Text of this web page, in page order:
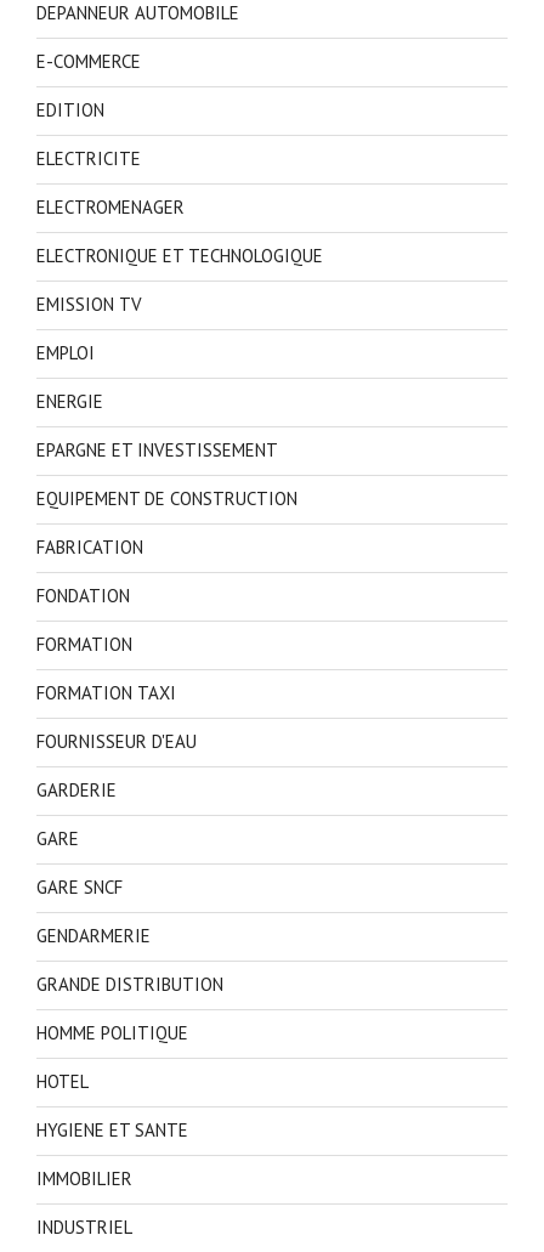
DEPANNEUR AUTOMOBILE
E-COMMERCE
EDITION
ELECTRICITE
ELECTROMENAGER
ELECTRONIQUE ET TECHNOLOGIQUE
EMISSION TV
EMPLOI
ENERGIE
EPARGNE ET INVESTISSEMENT
EQUIPEMENT DE CONSTRUCTION
FABRICATION
FONDATION
FORMATION
FORMATION TAXI
FOURNISSEUR D'EAU
GARDERIE
GARE
GARE SNCF
GENDARMERIE
GRANDE DISTRIBUTION
HOMME POLITIQUE
HOTEL
HYGIENE ET SANTE
IMMOBILIER
INDUSTRIEL